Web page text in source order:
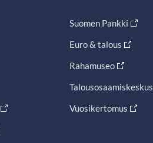
Suomen Pankki
Euro & talous
Rahamuseo
Talousosaamiskeskus
Vuosikertomus